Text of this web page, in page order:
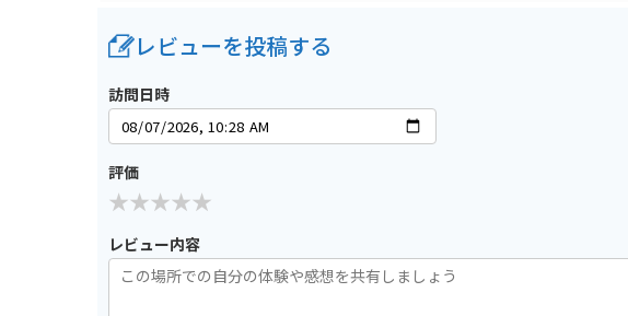
レビューを投稿する
訪問日時
評価
レビュー内容